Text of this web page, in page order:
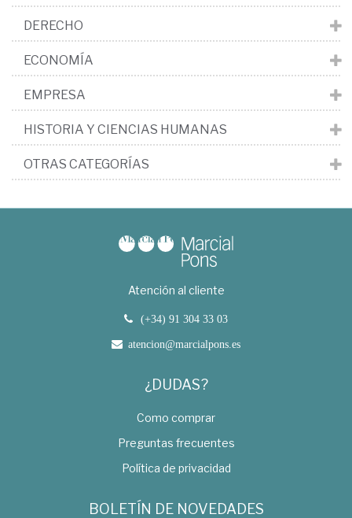
DERECHO
ECONOMÍA
EMPRESA
HISTORIA Y CIENCIAS HUMANAS
OTRAS CATEGORÍAS
Atención al cliente
(+34) 91 304 33 03
atencion@marcialpons.es
¿DUDAS?
Como comprar
Preguntas frecuentes
Política de privacidad
BOLETÍN DE NOVEDADES